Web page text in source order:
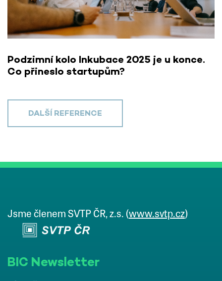
Podzimní kolo Inkubace 2025 je u konce.
Co přineslo startupům?
DALŠÍ REFERENCE
Jsme členem SVTP ČR, z.s. (www.svtp.cz)
BIC Newsletter